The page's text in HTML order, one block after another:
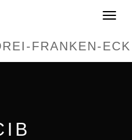
Toggle
FRANKEN-ECK